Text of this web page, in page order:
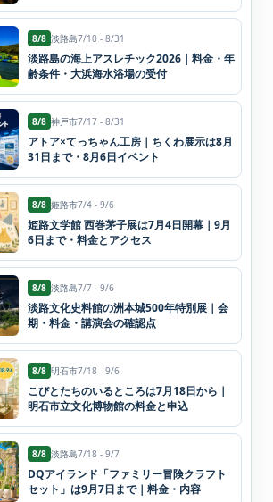
8/8 淡路島7/10 - 8/31
淡路島の海上アスレチック2026｜料金・年
齢条件・大浜海水浴場の受付
8/8 神戸市7/17 - 8/31
アトア×てっちゃん工房｜ちくわ展示は8月
31日まで・8月6日イベント
8/8 姫路市7/4 - 9/6
姫路文学館 西巻茅子展は7月4日開幕｜9月
6日まで・料金とアクセス
8/8 淡路島7/7 - 9/6
淡路文化史料館の洲本城500年特別展｜会
期・料金・講演会の確認点
8/8 明石市7/18 - 9/6
こびとたちのいるところは7月18日から｜
明石市立文化博物館の料金と申込
8/8 淡路島7/18 - 9/7
DQアイランド「ファミリー冒険クラフト
セット」は9月7日まで｜料金・内容